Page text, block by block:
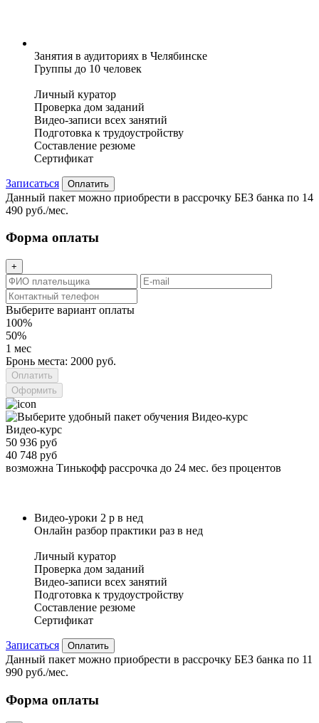
Занятия в аудиториях в Челябинске
Группы до 10 человек
Личный куратор
Проверка дом заданий
Видео-записи всех занятий
Подготовка к трудоустройству
Составление резюме
Сертификат
Записаться Оплатить
Данный пакет можно приобрести в рассрочку БЕЗ банка по 14
490 руб./мес.
Форма оплаты
+
Выберите вариант оплаты
100%
50%
1 мес
Бронь места: 2000 руб.
Оформить
Видео-курс
50 936 руб
40 748 руб
возможна Тинькофф рассрочка до 24 мес. без процентов
Видео-уроки 2 р в нед
Онлайн разбор практики раз в нед
Личный куратор
Проверка дом заданий
Видео-записи всех занятий
Подготовка к трудоустройству
Составление резюме
Сертификат
Записаться Оплатить
Данный пакет можно приобрести в рассрочку БЕЗ банка по 11
990 руб./мес.
Форма оплаты